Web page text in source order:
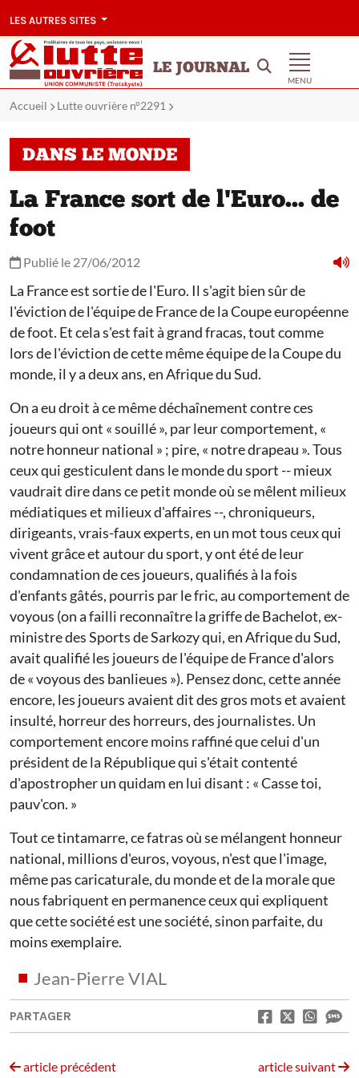
LES AUTRES SITES
LE JOURNAL
MENU
Accueil Lutte ouvrière n°2291
DANS LE MONDE
La France sort de l'Euro... de
foot
Publié le 27/06/2012
La France est sortie de l'Euro. Il s'agit bien sûr de
l'éviction de l'équipe de France de la Coupe européenne
de foot. Et cela s'est fait à grand fracas, tout comme
lors de l'éviction de cette même équipe de la Coupe du
monde, il y a deux ans, en Afrique du Sud.
On a eu droit à ce même déchaînement contre ces
joueurs qui ont « souillé », par leur comportement, «
notre honneur national » ; pire, « notre drapeau ». Tous
ceux qui gesticulent dans le monde du sport -- mieux
vaudrait dire dans ce petit monde où se mêlent milieux
médiatiques et milieux d'affaires --, chroniqueurs,
dirigeants, vrais-faux experts, en un mot tous ceux qui
vivent grâce et autour du sport, y ont été de leur
condamnation de ces joueurs, qualifiés à la fois
d'enfants gâtés, pourris par le fric, au comportement de
voyous (on a failli reconnaître la griffe de Bachelot, ex-
ministre des Sports de Sarkozy qui, en Afrique du Sud,
avait qualifié les joueurs de l'équipe de France d'alors
de « voyous des banlieues »). Pensez donc, cette année
encore, les joueurs avaient dit des gros mots et avaient
insulté, horreur des horreurs, des journalistes. Un
comportement encore moins raffiné que celui d'un
président de la République qui s'était contenté
d'apostropher un quidam en lui disant : « Casse toi,
pauv'con. »
Tout ce tintamarre, ce fatras où se mélangent honneur
national, millions d'euros, voyous, n'est que l'image,
même pas caricaturale, du monde et de la morale que
nous fabriquent en permanence ceux qui expliquent
que cette société est une société, sinon parfaite, du
moins exemplaire.
Jean-Pierre VIAL
PARTAGER
article précédent article suivant